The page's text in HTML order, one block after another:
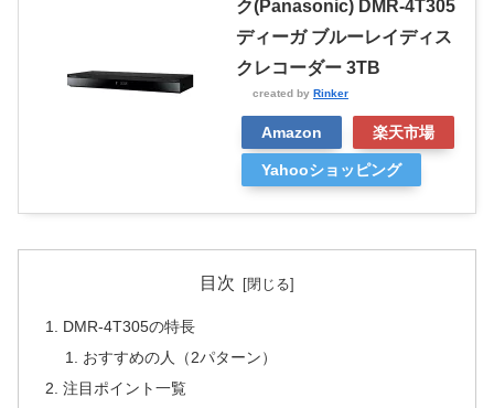
ク(Panasonic) DMR-4T305
ディーガ ブルーレイディス
クレコーダー 3TB
created by Rinker
Amazon 楽天市場
Yahooショッピング
目次
DMR-4T305の特長
おすすめの人（2パターン）
注目ポイント一覧